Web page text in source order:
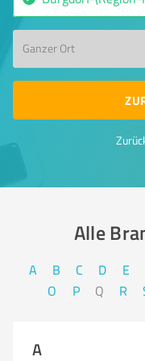
Ganzer Ort
Alle
A B C D E
O
P Q R
A